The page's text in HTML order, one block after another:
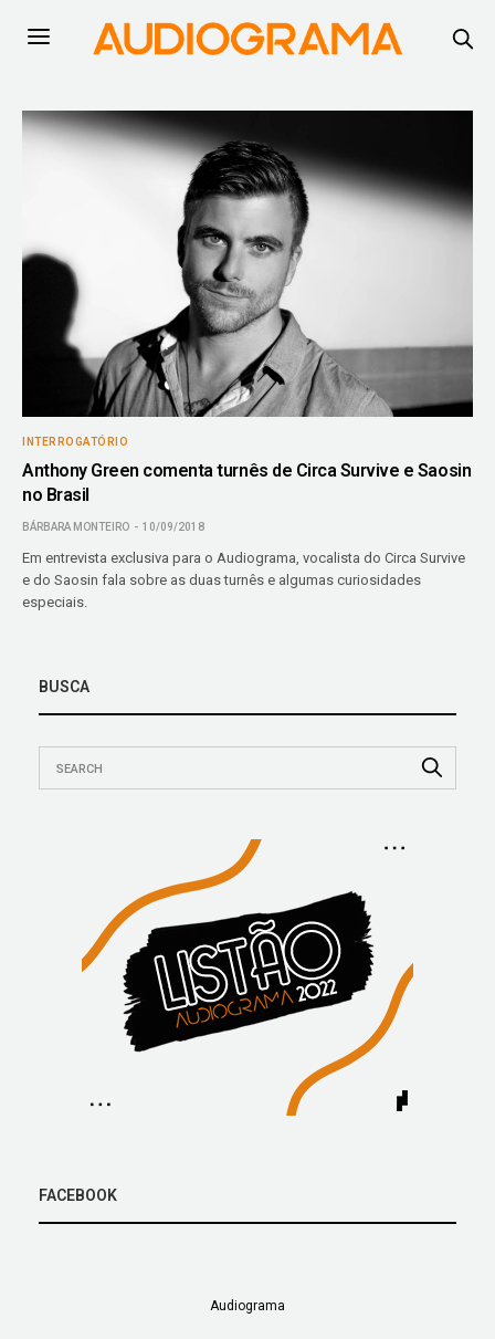
INTERROGATÓRIO
Anthony Green comenta turnês de Circa Survive e Saosin
no Brasil
BÁRBARA MONTEIRO 10/09/2018
Em entrevista exclusiva para o Audiograma, vocalista do Circa Survive
e do Saosin fala sobre as duas turnês e algumas curiosidades
especiais.
BUSCA
FACEBOOK
Audiograma